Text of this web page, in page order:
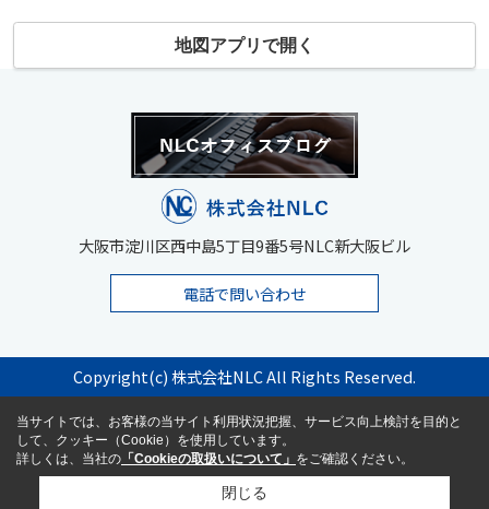
地図アプリで開く
大阪市淀川区西中島5丁目9番5号NLC新大阪ビル
電話で問い合わせ
Copyright(c) 株式会社NLC All Rights Reserved.
当サイトでは、お客様の当サイト利用状況把握、サービス向上検討を目的と
して、クッキー（Cookie）を使用しています。
詳しくは、当社の 「Cookieの取扱いについて」 をご確認ください。
閉じる